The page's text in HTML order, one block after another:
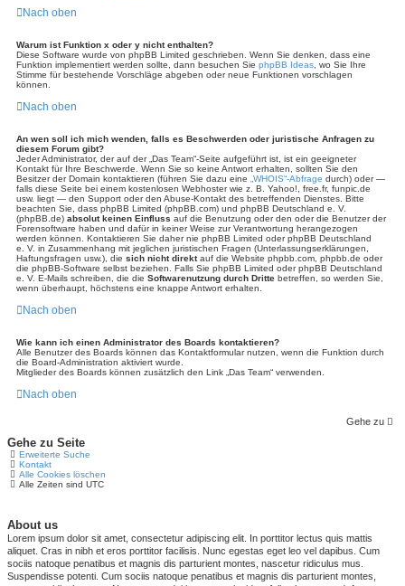
Nach oben
Warum ist Funktion x oder y nicht enthalten?
Diese Software wurde von phpBB Limited geschrieben. Wenn Sie denken, dass eine
Funktion implementiert werden sollte, dann besuchen Sie phpBB Ideas , wo Sie Ihre
Stimme für bestehende Vorschläge abgeben oder neue Funktionen vorschlagen
können.
Nach oben
An wen soll ich mich wenden, falls es Beschwerden oder juristische Anfragen zu
diesem Forum gibt?
Jeder Administrator, der auf der „Das Team“-Seite aufgeführt ist, ist ein geeigneter
Kontakt für Ihre Beschwerde. Wenn Sie so keine Antwort erhalten, sollten Sie den
Besitzer der Domain kontaktieren (führen Sie dazu eine
„WHOIS“-Abfrage durch) oder —
falls diese Seite bei einem kostenlosen Webhoster wie z. B. Yahoo!, free.fr, funpic.de
usw. liegt — den Support oder den Abuse-Kontakt des betreffenden Dienstes. Bitte
beachten Sie, dass phpBB Limited (phpBB.com) und phpBB Deutschland e. V.
(phpBB.de) absolut keinen Einfluss auf die Benutzung oder den oder die Benutzer der
Forensoftware haben und dafür in keiner Weise zur Verantwortung herangezogen
werden können. Kontaktieren Sie daher nie phpBB Limited oder phpBB Deutschland
e. V. in Zusammenhang mit jeglichen juristischen Fragen (Unterlassungserklärungen,
Haftungsfragen usw.), die sich nicht direktauf die Website phpbb.com, phpbb.de oder
die phpBB-Software selbst beziehen. Falls Sie phpBB Limited oder phpBB Deutschland
e. V. E-Mails schreiben, die die Softwarenutzung durch Dritte betreffen, so werden Sie,
wenn überhaupt, höchstens eine knappe Antwort erhalten.
Nach oben
Wie kann ich einen Administrator des Boards kontaktieren?
Alle Benutzer des Boards können das Kontaktformular nutzen, wenn die Funktion durch
die Board-Administration aktiviert wurde.
Mitglieder des Boards können zusätzlich den Link „Das Team“ verwenden.
Nach oben
Gehe zu
Gehe zu Seite
Erweiterte Suche
Kontakt
Alle Cookies löschen
Alle Zeiten sind UTC
About us
Lorem ipsum dolor sit amet, consectetur adipiscing elit. In porttitor lectus quis mattis
aliquet. Cras in nibh et eros porttitor facilisis. Nunc egestas eget leo vel dapibus. Cum
sociis natoque penatibus et magnis dis parturient montes, nascetur ridiculus mus.
Suspendisse potenti. Cum sociis natoque penatibus et magnis dis parturient montes,